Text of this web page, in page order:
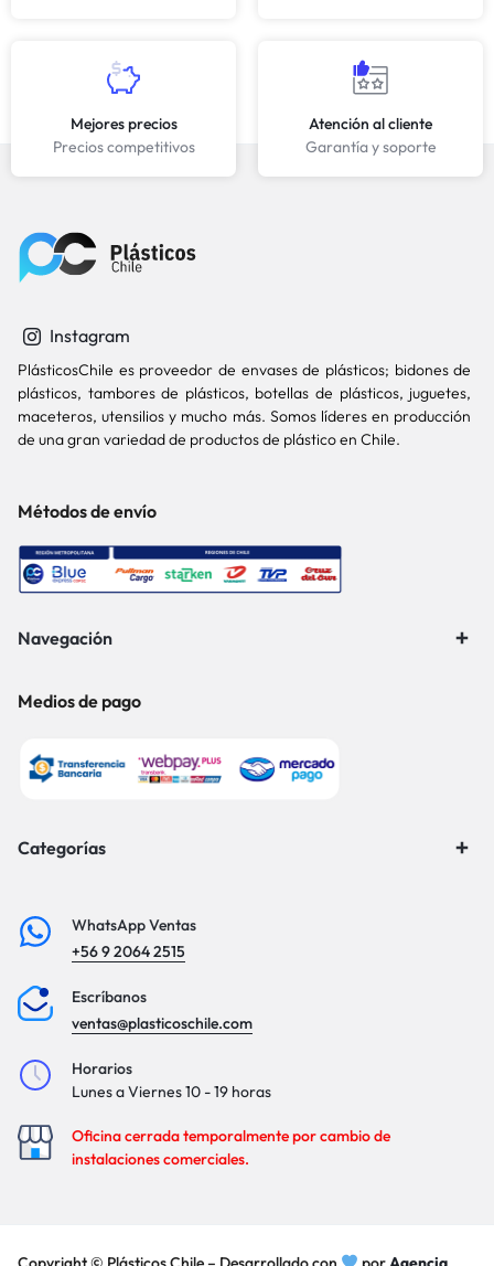
Mejores precios
Precios competitivos
Atención al cliente
Garantía y soporte
Instagram
PlásticosChile es proveedor de envases de plásticos; bidones de
plásticos, tambores de plásticos, botellas de plásticos, juguetes,
maceteros, utensilios y mucho más. Somos líderes en producción
de una gran variedad de productos de plástico en Chile.
Métodos de envío
Navegación
Medios de pago
Categorías
WhatsApp Ventas
+56 9 2064 2515
Escríbanos
ventas@plasticoschile.com
Horarios
Lunes a Viernes 10 - 19 horas
Oficina cerrada temporalmente por cambio de
instalaciones comerciales.